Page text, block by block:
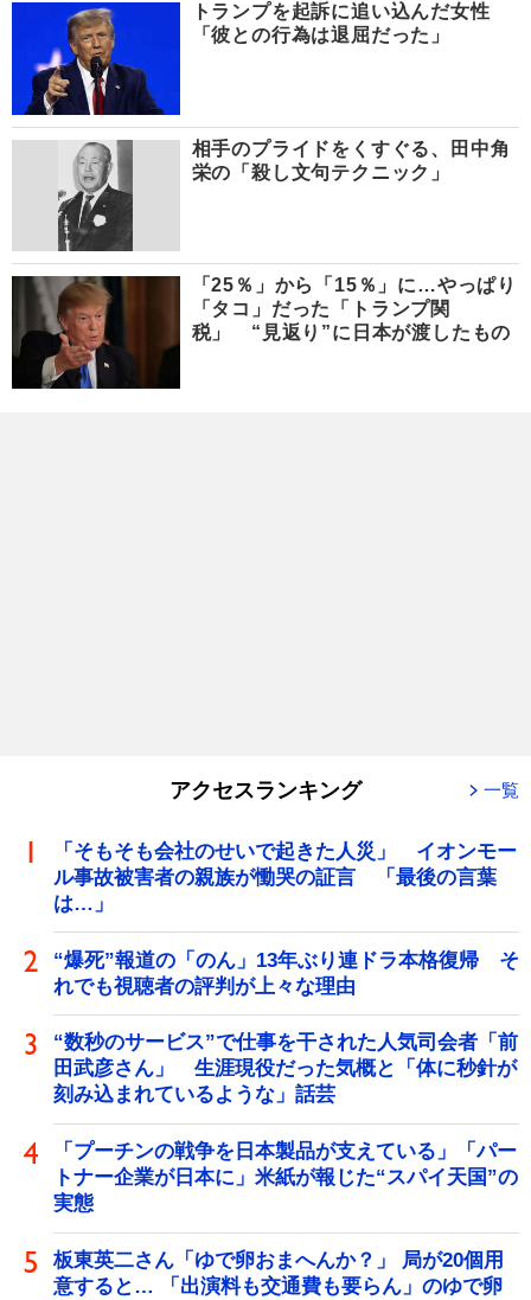
トランプを起訴に追い込んだ女性
「彼との行為は退屈だった」
相手のプライドをくすぐる、田中角
栄の「殺し文句テクニック」
「25％」から「15％」に…やっぱり
「タコ」だった「トランプ関
税」 “見返り”に日本が渡したもの
アクセスランキング 一覧
「そもそも会社のせいで起きた人災」 イオンモー
ル事故被害者の親族が慟哭の証言 「最後の言葉
は…」
“爆死”報道の「のん」13年ぶり連ドラ本格復帰 そ
れでも視聴者の評判が上々な理由
“数秒のサービス”で仕事を干された人気司会者「前
田武彦さん」 生涯現役だった気概と「体に秒針が
刻み込まれているような」話芸
「プーチンの戦争を日本製品が支えている」「パー
トナー企業が日本に」米紙が報じた“スパイ天国”の
実態
板東英二さん「ゆで卵おまへんか？」 局が20個用
意すると… 「出演料も交通費も要らん」のゆで卵